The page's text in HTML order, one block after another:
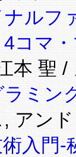
ナルフ
コマ
本 聖
ラミン
, アン
入門-